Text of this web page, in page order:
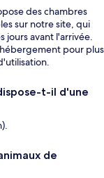
des chambres
sur notre site, qui
jours avant l'arrivée.
pour plus
t-il d'une
de